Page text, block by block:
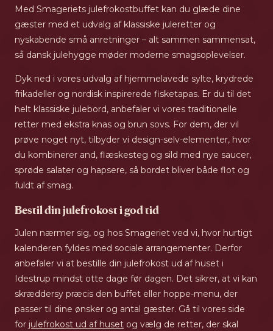
Med Smageriets julefrokostbuffet kan du glæde dine
gæster med et udvalg af klassiske juleretter og
nyskabende små anretninger – alt sammen sammensat,
så dansk julehygge møder moderne smagsoplevelser.
Dyk ned i vores udvalg af hjemmelavede sylte, krydrede
frikadeller og nordisk inspirerede fisketapas. Er du til det
helt klassiske julebord, anbefaler vi vores traditionelle
retter med ekstra knas og brun sovs. For dem, der vil
prøve noget nyt, tilbyder vi design-selv-elementer, hvor
du kombinerer and, flæskesteg og sild med nye saucer,
sprøde salater og hapsere, så bordet bliver både flot og
fuldt af smag.
Bestil din julefrokost i god tid
Julen nærmer sig, og hos Smageriet ved vi, hvor hurtigt
kalenderen fyldes med sociale arrangementer. Derfor
anbefaler vi at bestille din julefrokost ud af huset i
Idestrup mindst otte dage før dagen. Det sikrer, at vi kan
skræddersy præcis den buffet eller hoppe-menu, der
passer til dine ønsker og antal gæster. Gå til vores side
for julefrokost ud af huset og vælg de retter, der skal